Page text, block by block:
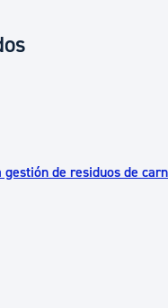
de residuos de